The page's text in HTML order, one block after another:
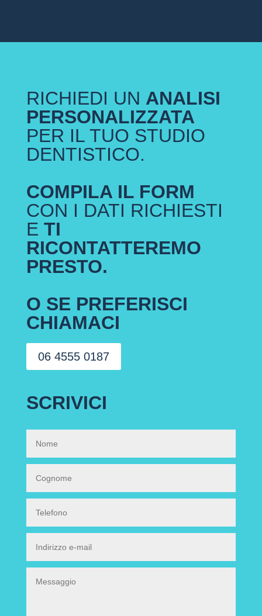
RICHIEDI UN ANALISI
PERSONALIZZATA
PER IL TUO STUDIO
DENTISTICO.
COMPILA IL FORM
CON I DATI RICHIESTI
E TI
RICONTATTEREMO
PRESTO.
O SE PREFERISCI
CHIAMACI
06 4555 0187
SCRIVICI